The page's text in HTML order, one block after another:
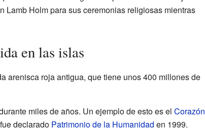
Lamb Holm para sus ceremonias religiosas mientras
en las islas
arenisca roja antigua, que tiene unos 400 millones de
miles de años. Un ejemplo de esto es el Corazón
declarado Patrimonio de la Humanidad en 1999.